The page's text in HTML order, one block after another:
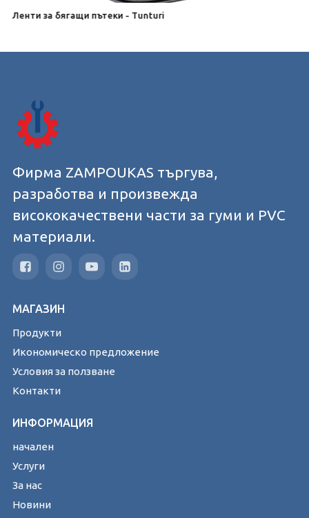
Ленти за бягащи пътеки - Tunturi
Фирма ZAMPOUKAS търгува,
разработва и произвежда
висококачествени части за гуми и PVC
материали.
МАГАЗИН
Продукти
Икономическо предложение
Условия за ползване
Контакти
ИНФОРМАЦИЯ
начален
Услуги
За нас
Новини